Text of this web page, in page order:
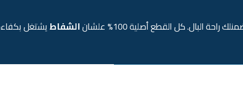
البال. كل القطع أصلية 100% علشان الشفاطيشتغل